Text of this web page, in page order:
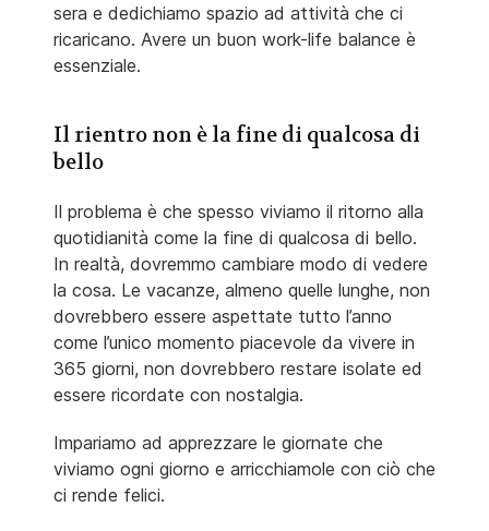
sera e dedichiamo spazio ad attività che ci
ricaricano. Avere un buon work-life balance è
essenziale.
Il rientro non è la fine di qualcosa di
bello
Il problema è che spesso viviamo il ritorno alla
quotidianità come la fine di qualcosa di bello.
In realtà, dovremmo cambiare modo di vedere
la cosa. Le vacanze, almeno quelle lunghe, non
dovrebbero essere aspettate tutto l’anno
come l’unico momento piacevole da vivere in
365 giorni, non dovrebbero restare isolate ed
essere ricordate con nostalgia.
Impariamo ad apprezzare le giornate che
viviamo ogni giorno e arricchiamole con ciò che
ci rende felici.